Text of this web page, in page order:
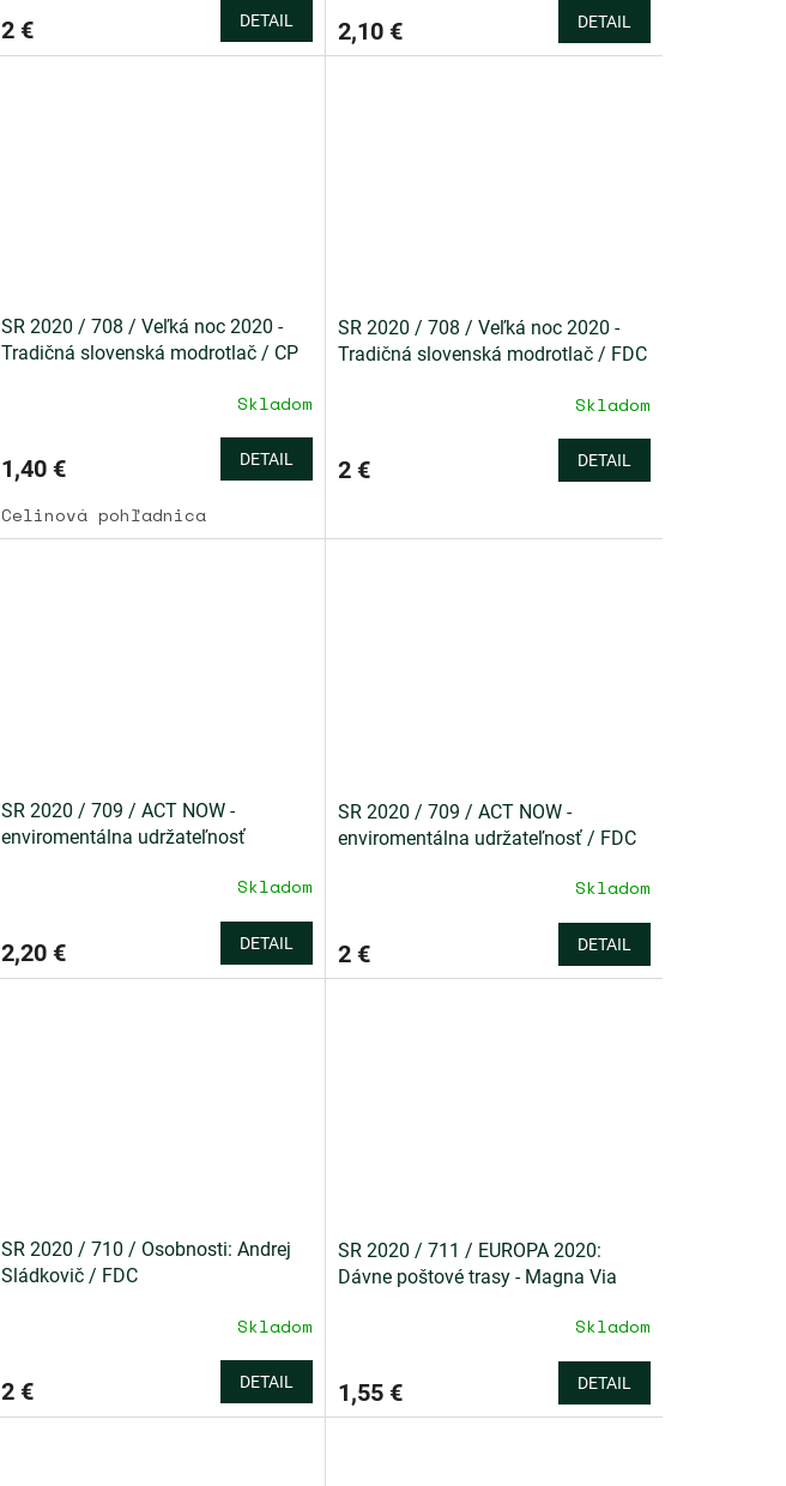
2 € DETAIL 2,10 € DETAIL
SR 2020 / 708 / Veľká noc 2020 -
Tradičná slovenská modrotlač / CP
Skladom
1,40 € DETAIL
Celinová pohľadnica
SR 2020 / 708 / Veľká noc 2020 -
Tradičná slovenská modrotlač / FDC
Skladom
2 € DETAIL
SR 2020 / 709 / ACT NOW -
enviromentálna udržateľnosť
Skladom
2,20 € DETAIL
SR 2020 / 709 / ACT NOW -
enviromentálna udržateľnosť / FDC
Skladom
2 € DETAIL
SR 2020 / 710 / Osobnosti: Andrej
Sládkovič / FDC
Skladom
2 € DETAIL
SR 2020 / 711 / EUROPA 2020:
Dávne poštové trasy - Magna Via
Skladom
1,55 € DETAIL